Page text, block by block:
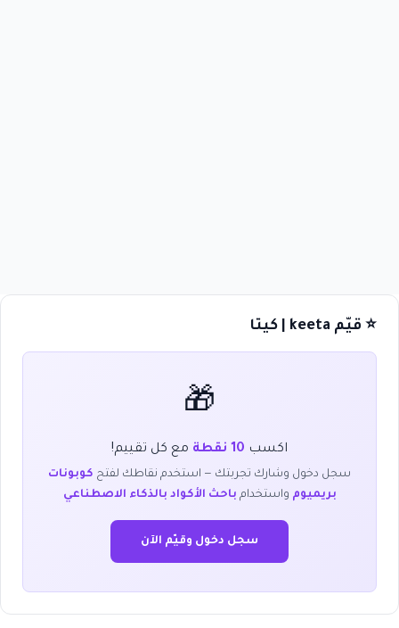
⭐ قيّم keeta | كيتا
🎁
اكسب 10 نقطة مع كل تقييم!
سجل دخول وشارك تجربتك — استخدم نقاطك لفتح كوبونات
بريميوم واستخدام باحث الأكواد بالذكاء الاصطناعي
سجل دخول وقيّم الآن